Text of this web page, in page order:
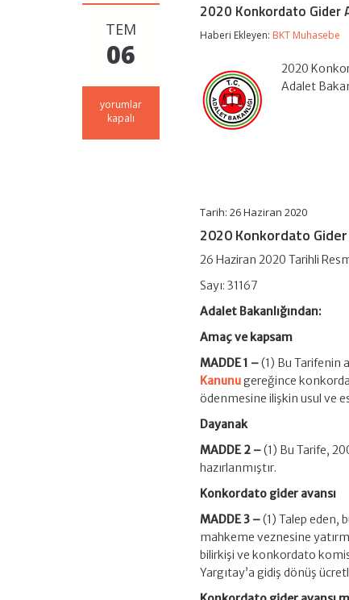
TEM
06
2020
Konkordato
yorumlar
kapalı
2020 Konkordato Gider
Haberi Ekleyen: BKT Muhasebe
2020
Adalet
Tarih: 26 Haziran 2020
2020 Konkordato
26 Haziran 2020 Tarihli
Sayı: 31167
Adalet Bakanlığından:
Amaç ve kapsam
MADDE 1 –(1) Bu Tarifenin
Kanunugereğince
ödenmesine ilişkin usul ve
Dayanak
MADDE 2 –(1) Bu Tarife,
hazırlanmıştır.
Konkordato gider avansı
MADDE 3 –(1) Talep eden,
mahkeme veznesine
bilirkişi ve konkordato
Yargıtay’a gidiş dönüş